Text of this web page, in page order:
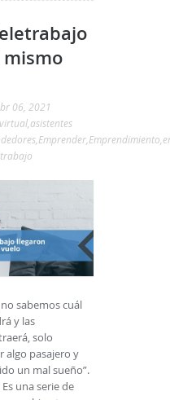
06, 2021
asistentes
Emprender Emprendimiento
sabemos cuál
y las
solo
algo pasajero y
un mal sueño”.
Es una serie de